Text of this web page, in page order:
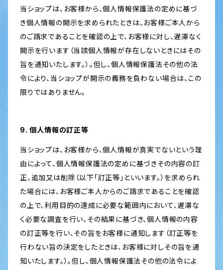
当ショップは、お客様から、個人情報保護法の定めに基づ
き個人情報の開示を求められたときは、お客様ご本人から
のご請求であることを確認の上で、お客様に対し、遅滞なく
開示を行います（当該個人情報が存在しないときにはその
旨を通知いたします。）。但し、個人情報保護法その他の法
令により、当ショップが開示の義務を負わない場合は、この
限りではありません。
9. 個人情報の訂正等
当ショップは、お客様から、個人情報が真実でないという理
由によって、個人情報保護法の定めに基づきその内容の訂
正、追加又は削除（以下「訂正等」といいます。）を求められ
た場合には、お客様ご本人からのご請求であることを確認
の上で、利用目的の達成に必要な範囲内において、遅滞な
く必要な調査を行い、その結果に基づき、個人情報の内容
の訂正等を行い、その旨をお客様に通知します（訂正等を
行わない旨の決定をしたときは、お客様に対しその旨を通
知いたします。）。但し、個人情報保護法その他の法令によ